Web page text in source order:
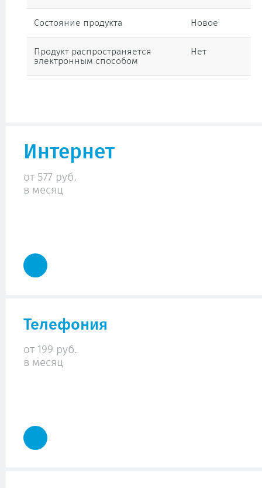
Состояние продукта Новое
Продукт распространяется
электронным способом
Нет
Интернет
от 577 руб.
в месяц
Телефония
от 199 руб.
в месяц